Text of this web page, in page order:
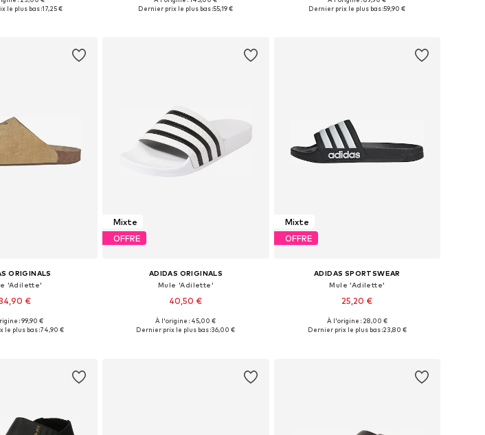
en plusieurs tailles
le plus bas :17,25 €
Disponible en plusieurs tailles
Dernier prix le plus bas :55,19 €
Tailles disponibles: 35 SLIM
Dernier prix le plus bas :59,90 €
ORIGINALS
'Adilette'
€
en plusieurs tailles
: 99,90 €
le plus bas :74,90 €
Mixte
OFFRE
ADIDAS ORIGINALS
Mule 'Adilette'
40,50 €
Disponible en plusieurs tailles
À l'origine : 45,00 €
Dernier prix le plus bas :36,00 €
Mixte
OFFRE
ADIDAS SPORTSWEAR
Mule 'Adilette'
25,20 €
+6
Disponible en plusieurs tailles
À l'origine : 28,00 €
Dernier prix le plus bas :23,80 €